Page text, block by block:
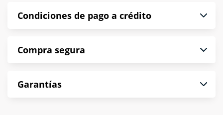
Condiciones de pago a crédito
puntualmente. Al finalizar tu compra generas el
*Sujeto a aprobación de crédito conforme a
norma de Muebles América.
Compra segura
compra es segura de principio a fin.
Garantías